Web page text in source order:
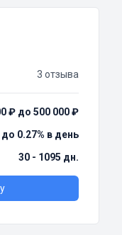
3 отзыва
₽ до 500 000 ₽
до 0.27% в день
30 - 1095 дн.